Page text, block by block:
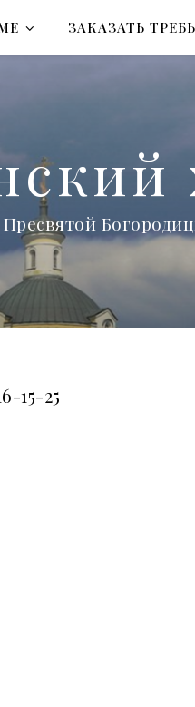
ЗАКАЗАТЬ
15-25